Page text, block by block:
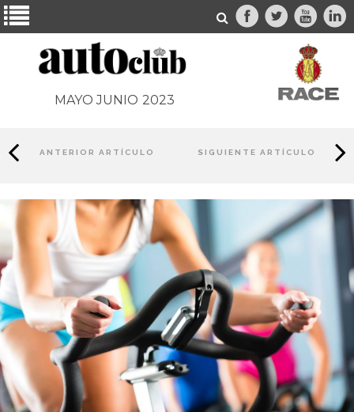
MAYO JUNIO 2023
ANTERIOR ARTÍCULO SIGUIENTE ARTÍCULO